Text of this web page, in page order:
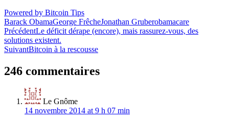
Powered by Bitcoin Tips
Barack ObamaGeorge FrêcheJonathan Gruberobamacare
Navigation
de
PrécédentLe déficit dérape (encore), mais rassurez-vous, des
solutions existent.
SuivantBitcoin à la rescousse
246 commentaires
Le Gnôme
14 novembre 2014 at 9 h 07 min